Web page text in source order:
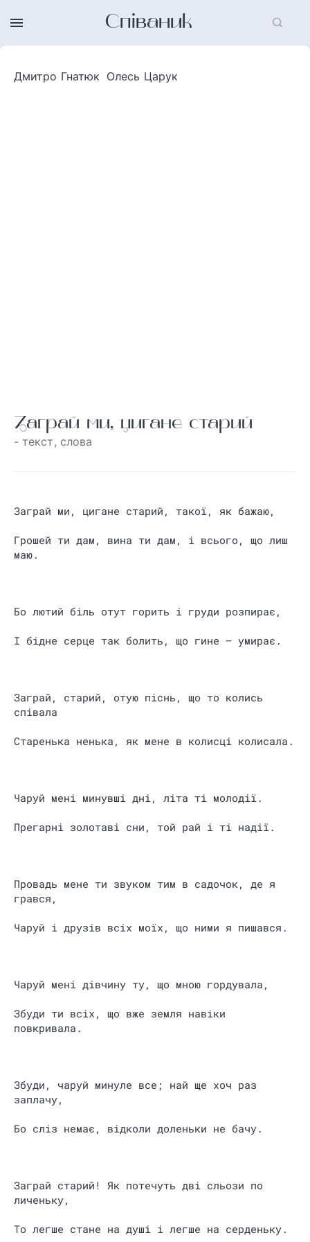
Співаник
Дмитро Гнатюк Олесь Царук
Заграй ми, цигане старий
- текст, слова
Заграй ми, цигане старий, такої, як бажаю,
Грошей ти дам, вина ти дам, і всього, що лиш
маю.
Бо лютий біль отут горить і груди розпирає,
І бідне серце так болить, що гине — умирає.
Заграй, старий, отую піснь, що то колись
співала
Старенька ненька, як мене в колисці колисала.
Чаруй мені минувші дні, літа ті молодії.
Прегарні золотаві сни, той рай і ті надії.
Провадь мене ти звуком тим в садочок, де я
грався,
Чаруй і друзів всіх моїх, що ними я пишався.
Чаруй мені дівчину ту, що мною гордувала,
Збуди ти всіх, що вже земля навіки
повкривала.
Збуди, чаруй минуле все; най ще хоч раз
заплачу,
Бо сліз немає, відколи доленьки не бачу.
Заграй старий! Як потечуть дві сльози по
личеньку,
То легше стане на душі і легше на серденьку.